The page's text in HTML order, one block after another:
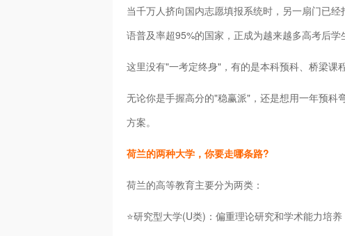
当千万人挤向国内志愿填报系统时，另一扇门已
语普及率超95%的国家，正成为越来越多高考后学
这里没有"一考定终身"，有的是本科预科、桥梁课
无论你是手握高分的"稳赢派"，还是想用一年预
方案。
荷兰的两种大学，你要走哪条路?
荷兰的高等教育主要分为两类：
⭐研究型大学(U类)：偏重理论研究和学术能力培